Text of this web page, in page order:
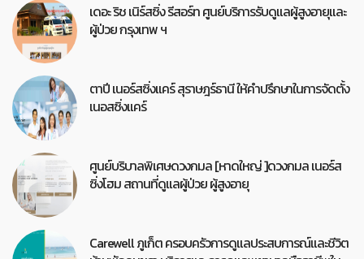
เดอะ ริช เนิร์สซิ่ง รีสอร์ท ศูนย์บริการรับดูแลผู้สูงอายุและ
ผู้ป่วย กรุงเทพ ฯ
ตาปี เนอร์สซิ่งแคร์ สุราษฎร์ธานี ให้คำปรึกษาในการจัดตั้ง
เนอสซิ่งแคร์
ศูนย์บริบาลพิเศษดวงกมล [หาดใหญ่ ]ดวงกมล เนอร์ส
ซิ่งโฮม สถานที่ดูแลผู้ป่วย ผู้สูงอายุ
Carewell ภูเก็ต ครอบครัวการดูแลประสบการณ์และชีวิต